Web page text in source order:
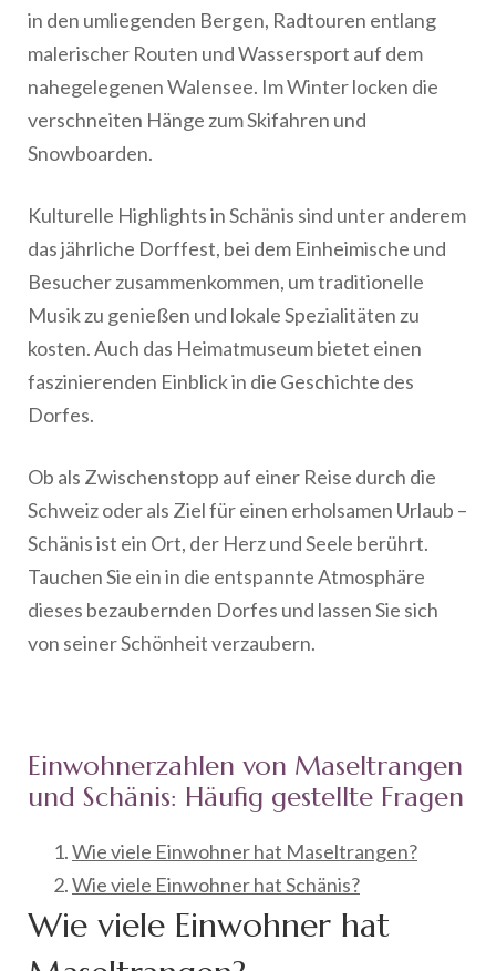
in den umliegenden Bergen, Radtouren entlang
malerischer Routen und Wassersport auf dem
nahegelegenen Walensee. Im Winter locken die
verschneiten Hänge zum Skifahren und
Snowboarden.
Kulturelle Highlights in Schänis sind unter anderem
das jährliche Dorffest, bei dem Einheimische und
Besucher zusammenkommen, um traditionelle
Musik zu genießen und lokale Spezialitäten zu
kosten. Auch das Heimatmuseum bietet einen
faszinierenden Einblick in die Geschichte des
Dorfes.
Ob als Zwischenstopp auf einer Reise durch die
Schweiz oder als Ziel für einen erholsamen Urlaub –
Schänis ist ein Ort, der Herz und Seele berührt.
Tauchen Sie ein in die entspannte Atmosphäre
dieses bezaubernden Dorfes und lassen Sie sich
von seiner Schönheit verzaubern.
Einwohnerzahlen von Maseltrangen
und Schänis: Häufig gestellte Fragen
Wie viele Einwohner hat Maseltrangen?
Wie viele Einwohner hat Schänis?
Wie viele Einwohner hat